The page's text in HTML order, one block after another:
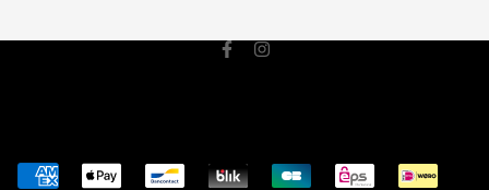
Mentions légales